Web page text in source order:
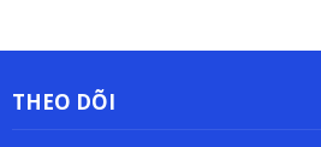
THEO DÕI